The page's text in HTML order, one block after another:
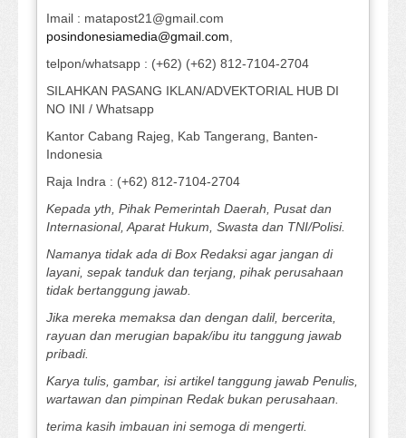
Imail : matapost21@gmail.com
posindonesiamedia@gmail.com
telpon/whatsapp : (+62) (+62) 812-7104-2704
SILAHKAN PASANG IKLAN/ADVEKTORIAL HUB DI
NO INI / Whatsapp
Kantor Cabang Rajeg, Kab Tangerang, Banten-
Indonesia
Raja Indra : (+62) 812-7104-2704
Kepada yth, Pihak Pemerintah Daerah, Pusat dan
Internasional, Aparat Hukum, Swasta dan TNI/Polisi.
Namanya tidak ada di Box Redaksi agar jangan di
layani, sepak tanduk dan terjang, pihak perusahaan
tidak bertanggung jawab.
Jika mereka memaksa dan dengan dalil, bercerita,
rayuan dan merugian bapak/ibu itu tanggung jawab
pribadi.
Karya tulis, gambar, isi artikel tanggung jawab Penulis,
wartawan dan pimpinan Redak bukan perusahaan.
terima kasih imbauan ini semoga di mengerti.